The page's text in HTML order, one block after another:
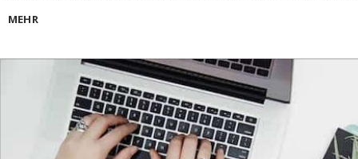
MEHR